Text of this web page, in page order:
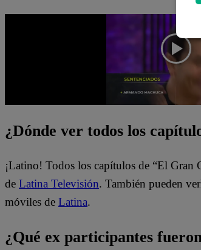
¿Dónde ver todos los
¡Latino! Todos los capítulos de “El Gran
de Latina Televisión. También pueden
móviles de Latina.
¿Qué ex participantes